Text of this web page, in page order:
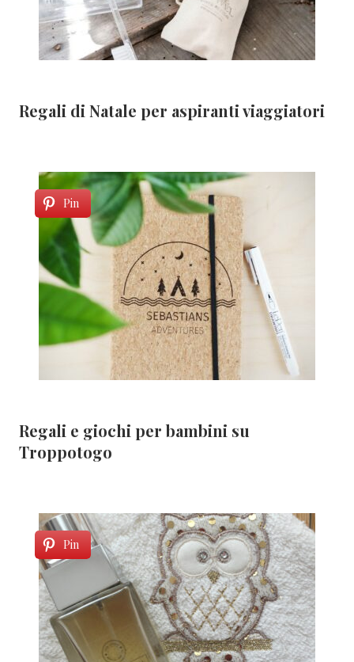
Regali di Natale per aspiranti viaggiatori
Pin
Regali e giochi per bambini su
Troppotogo
Pin